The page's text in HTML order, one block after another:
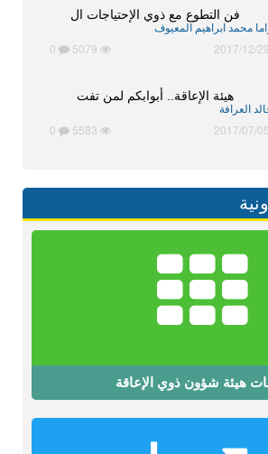
فن التطوع مع ذوي الإحتياجات ال
محمد ابراهيم المعيوف
2017/12/29
هيئة الإعاقة.. أبوابكم لمن تفت
العرافة
2017/07/05
هيئة شؤون ذوي الإعاقة